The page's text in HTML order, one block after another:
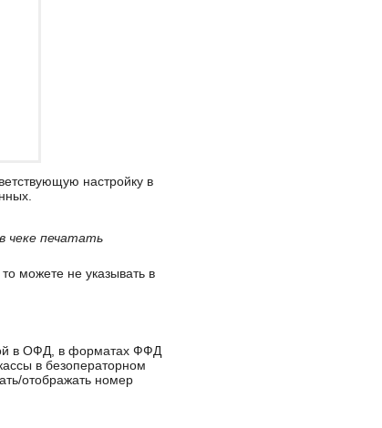
настройку в
чеке печатать
можете не указывать в
в ОФД, в форматах ФФД
в безоператорном
отображать номер